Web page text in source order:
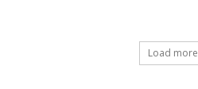
Load more